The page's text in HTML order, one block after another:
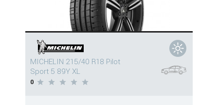
MICHELIN 215/40 R18 Pilot
Sport 5 89Y XL
0